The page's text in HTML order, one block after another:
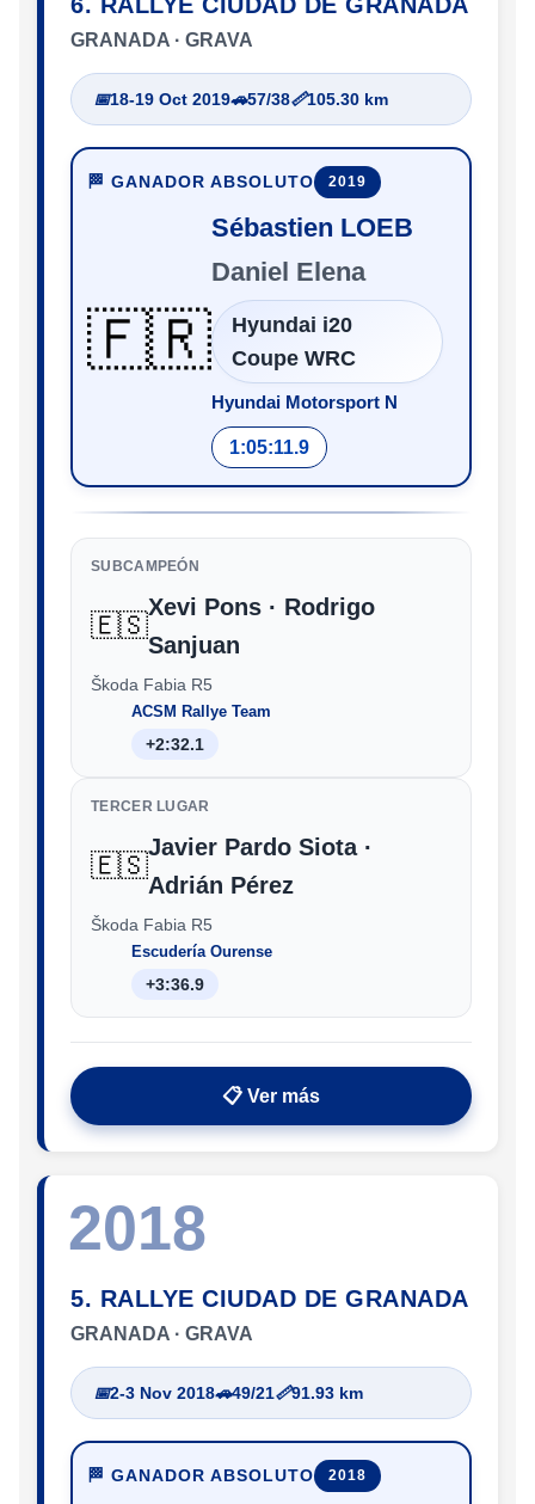
GRANADA · GRAVA
📅18-19 Oct 2019🚗57/38📏105.30 km
🏁 GANADOR ABSOLUTO 2019
🇫🇷
Sébastien LOEB
Daniel Elena
Hyundai i20
Coupe WRC
Hyundai Motorsport N
1:05:11.9
SUBCAMPEÓN
🇪🇸
Xevi Pons · Rodrigo
Sanjuan
Škoda Fabia R5
ACSM Rallye Team
+2:32.1
TERCER LUGAR
🇪🇸
Javier Pardo Siota ·
Adrián Pérez
Škoda Fabia R5
Escudería Ourense
+3:36.9
📋 Ver más
2018
5. RALLYE CIUDAD DE GRANADA
GRANADA · GRAVA
📅2-3 Nov 2018🚗49/21📏91.93 km
🏁 GANADOR ABSOLUTO 2018